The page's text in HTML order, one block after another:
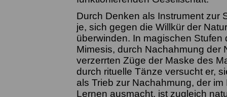
Durch Denken als Instrument zur
je, sich gegen die Willkür der
überwinden. In magischen
Mimesis, durch Nachahmung der
verzerrten Züge der Maske des
durch rituelle Tänze versucht er,
als Trieb zur Nachahmung, der
Lernen ausmacht, ist zugleich